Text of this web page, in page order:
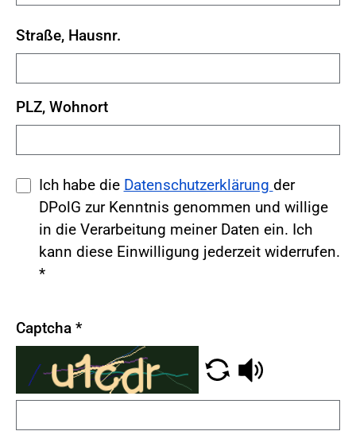
Straße, Hausnr.
PLZ, Wohnort
Ich habe die Datenschutzerklärung der
DPolG zur Kenntnis genommen und willige
in die Verarbeitung meiner Daten ein. Ich
kann diese Einwilligung jederzeit widerrufen.
*
Captcha *